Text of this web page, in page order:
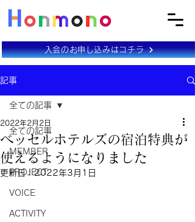
入会のお申し込みはコチラ
記事
全ての記事
MEMBER
PROJECT
VOICE
ACTIVITY
全ての記事
ベッセルホテルズの宿泊特典が
使えるようになりました
2022年2月2日
更新日：2022年3月1日